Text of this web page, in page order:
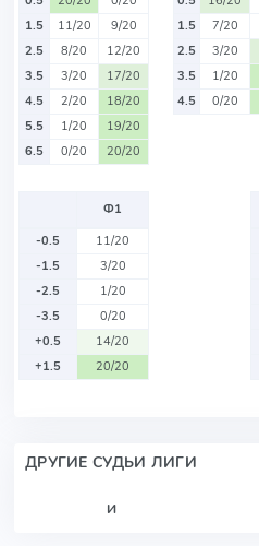
1.5
11/20
9/20
2.5
8/20
12/20
3.5
3/20
17/20
4.5
2/20
18/20
5.5
1/20
19/20
6.5
0/20 20/20
1.5
7/20
2.5
3/20
3.5
1/20
4.5
0/20
Ф1
-0.5
11/20
-1.5
3/20
-2.5
1/20
-3.5
0/20
+0.5
14/20
+1.5
20/20
ДРУГИЕ СУДЬИ ЛИГИ
И